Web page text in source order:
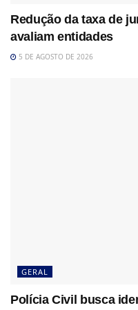
Redução da taxa de
avaliam entidades
5 DE AGOSTO DE 2026
GERAL
Polícia Civil busca